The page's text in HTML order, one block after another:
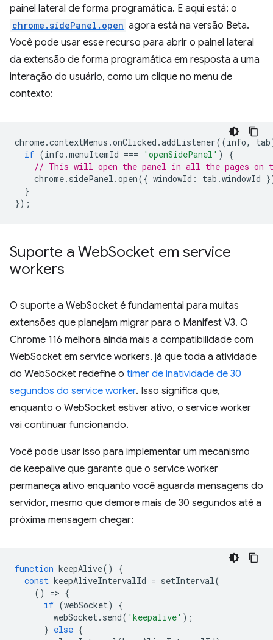
painel lateral de forma programática. E aqui está: o
chrome.sidePanel.open agora está na versão Beta.
Você pode usar esse recurso para abrir o painel lateral
da extensão de forma programática em resposta a uma
interação do usuário, como um clique no menu de
contexto:
chrome.contextMenus .onClicked .addListener((info, tab
if (info .menuItemId === 'openSidePanel' )
{
// This will open the panel in all the pages on
chrome. sidePanel .open({ windowId : tab .windowId
}
});
Suporte a WebSocket em service
workers
O suporte a WebSocket é fundamental para muitas
extensões que planejam migrar para o Manifest V3. O
Chrome 116 melhora ainda mais a compatibilidade com
WebSocket em service workers, já que toda a atividade
do WebSocket redefine o timer de inatividade de 30
segundos do service worker. Isso significa que,
enquanto o WebSocket estiver ativo, o service worker
vai continuar funcionando.
Você pode usar isso para implementar um mecanismo
de keepalive que garante que o service worker
permaneça ativo enquanto você aguarda mensagens do
servidor, mesmo que demore mais de 30 segundos até a
próxima mensagem chegar:
function keepAlive()
{
const keepAliveIntervalId = setInterval(
()
=> {
if (webSocket)
{
webSocket. send( 'keepalive' );
} else {